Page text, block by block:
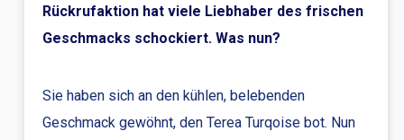
Rückrufaktion hat viele Liebhaber des frischen
Geschmacks schockiert. Was nun?
Sie haben sich an den kühlen, belebenden
Geschmack gewöhnt, den Terea Turqoise bot. Nun